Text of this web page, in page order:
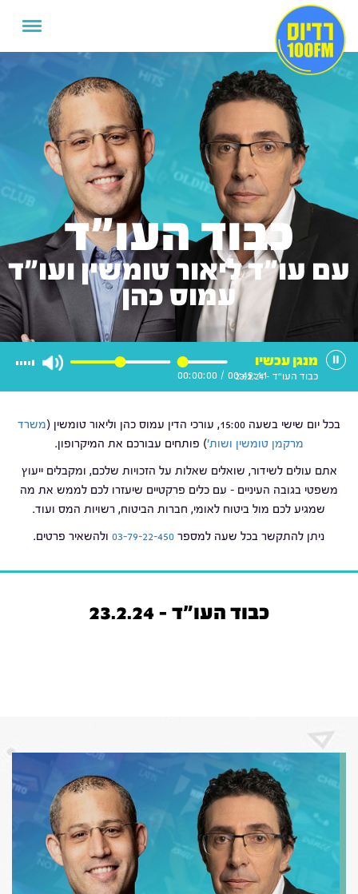
כבוד העו"ד
עם עו"ד ליאור טומשין ועו"ד
עמוס כהן
00:49:11
/
00:00:00
מנגן עכשיו
כבוד העו"ד - 23.2.24
בכל יום שישי בשעה 15:00, עורכי הדין עמוס כהן וליאור טומשין (
משרד
מרקמן טומשין ושות') פותחים עבורכם את המיקרופון.
אתם עולים לשידור, שואלים שאלות על הזכויות שלכם, ומקבלים ייעוץ
משפטי בגובה העיניים – עם כלים פרקטיים שיעזרו לכם לממש את מה
שמגיע לכם מול ביטוח לאומי, חברות הביטוח, רשויות המס ועוד.
ניתן להתקשר בכל שעה למספר 03-79-22-450 ולהשאיר פרטים.
כבוד העו"ד - 23.2.24